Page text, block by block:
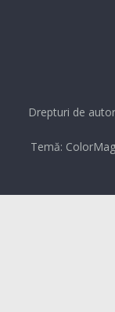
Drepturi de
Temă: